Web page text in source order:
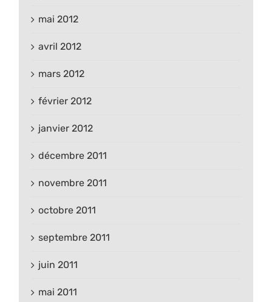
mai 2012
avril 2012
mars 2012
février 2012
janvier 2012
décembre 2011
novembre 2011
octobre 2011
septembre 2011
juin 2011
mai 2011